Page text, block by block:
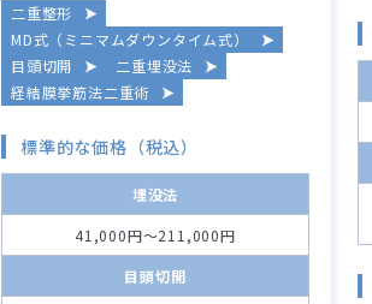
二重整形
MD式（ミニマムダウンタイム式）
目頭切開
二重埋没法
経結膜挙筋法二重術
標準的な価格（税込）
埋没法
41,000円～211,000円
目頭切開